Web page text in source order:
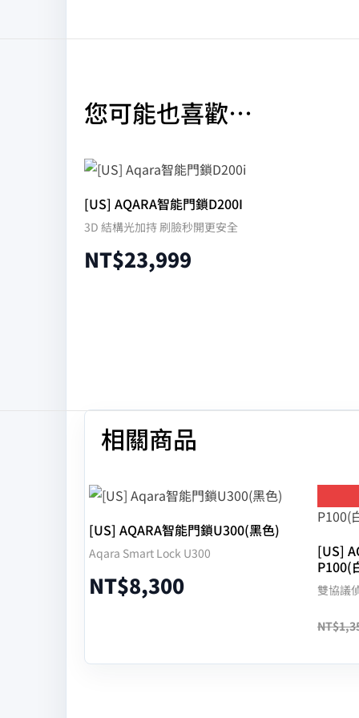
您可能也喜歡…
[US] AQARA智能門鎖D200I
3D 結構光加持 刷臉秒開更安全
NT$23,999
相關商品
[US] AQARA智能門鎖U300(黑色)
Aqara Smart Lock U300
NT$8,300
[US]
P100(
雙協議
NT$